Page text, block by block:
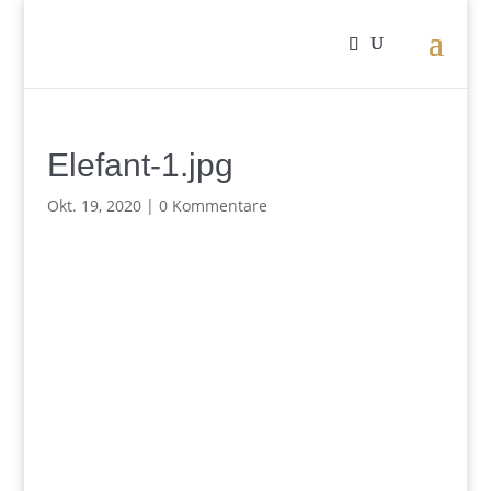
Elefant-1.jpg
Okt. 19, 2020| 0 Kommentare